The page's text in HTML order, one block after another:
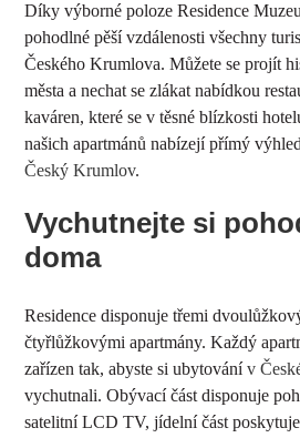
Díky výborné poloze Residence
pohodlné pěší vzdálenosti všechny
Českého Krumlova. Můžete se projít
města a nechat se zlákat nabídkou
kaváren, které se v těsné blízkosti
našich apartmánů nabízejí přímý
Český Krumlov.
Vychutnejte si
doma
Residence disponuje třemi
čtyřlůžkovými apartmány. Každý
zařízen tak, abyste si ubytovánív
vychutnali. Obývací část disponuje
satelitní LCD TV, jídelní část